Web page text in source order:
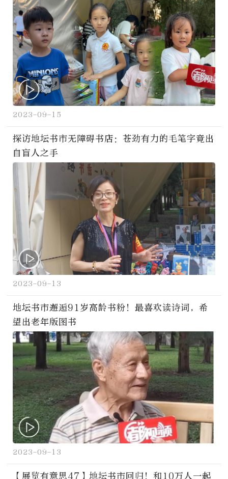
2023-09-15
探访地坛书市无障碍书店：苍劲有力的毛笔字竟出
自盲人之手
2023-09-13
地坛书市邂逅91岁高龄书粉！最喜欢读诗词，希
望出老年版图书
2023-09-13
【展览有意思47】地坛书市回归！和10万人一起